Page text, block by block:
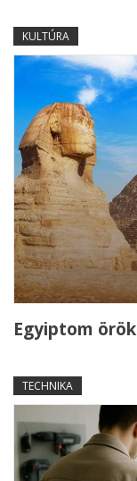
KULTÚRA
Egyiptom
TECHNIKA